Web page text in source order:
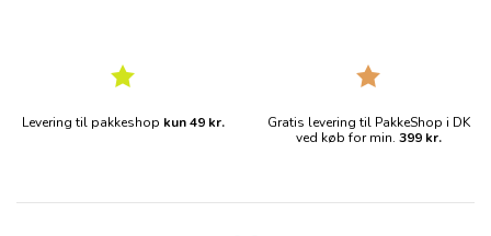
Levering til pakkeshop kun 49 kr.
Gratis levering til PakkeShop i DK
ved køb for min. 399 kr.